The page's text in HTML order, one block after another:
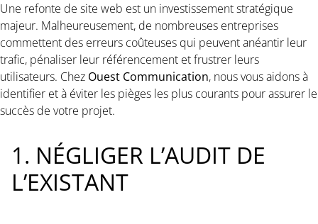
Une refonte de site web est un investissement stratégique
majeur. Malheureusement, de nombreuses entreprises
commettent des erreurs coûteuses qui peuvent anéantir leur
trafic, pénaliser leur référencement et frustrer leurs
utilisateurs. Chez Ouest Communication, nous vous aidons à
identifier et à éviter les pièges les plus courants pour assurer le
succès de votre projet.
1. NÉGLIGER L’AUDIT DE
L’EXISTANT